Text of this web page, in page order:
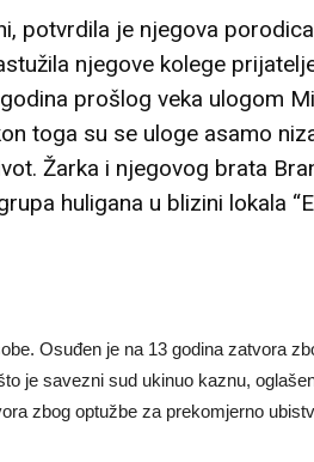
potvrdila je njegova
njegove kolege
prošlog veka ulogom
toga su se uloge asamo
Žarka i njegovog brata
huligana u blizini lokala
Osuđen je na 13 godina zatvora
je savezni sud ukinuo kaznu,
zbog optužbe za prekomjerno